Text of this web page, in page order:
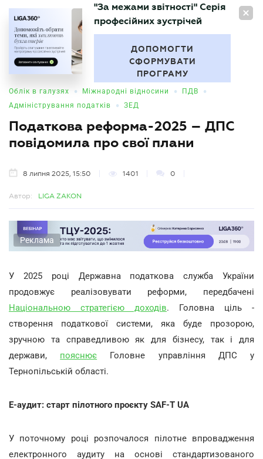
UA
БУХГАЛТЕР
"За межами звітності" Серія
професійних зустрічей
ДОПОМОГТИ
СФОРМУВАТИ
ПРОГРАМУ
Облік в галузях • Міжнародні відносини • ПДВ •
Адміністрування податків • ЗЕД
Податкова реформа-2025 – ДПС
повідомила про свої плани
8 липня 2025, 15:50 1401 0
Автор: LIGA ZAKON
Реклама
У 2025 році Державна податкова служба України
продовжує реалізовувати реформи, передбачені
Національною стратегією доходів. Головна ціль -
створення податкової системи, яка буде прозорою,
зручною та справедливою як для бізнесу, так і для
держави, пояснює Головне управління ДПС у
Тернопільській області.
Е-аудит: старт пілотного проєкту SAF-T UA
У поточному році розпочалося пілотне впровадження
електронного аудиту на основі стандартизованого